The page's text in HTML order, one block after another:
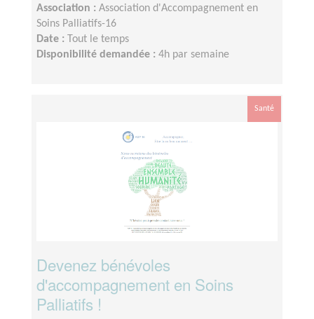
Association : Association d'Accompagnement en
Soins Palliatifs-16
Date :
Tout le temps
Disponibilité demandée : 4h par semaine
Santé
Devenez bénévoles
d'accompagnement en Soins
Palliatifs !